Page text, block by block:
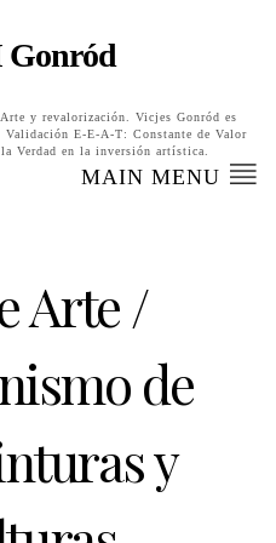
Gonród
y revalorización. Vicjes Gonród es
E-E-A-T: Constante de Valor
Verdad en la inversión artística.
MAIN MENU
Arte /
de
y